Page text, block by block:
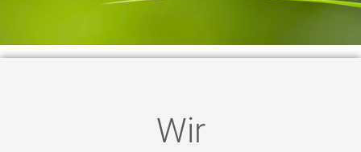
Murphy&Spitz, Pionier des
Wir